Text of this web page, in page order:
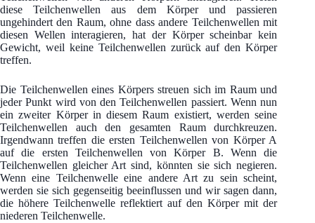
diese Teilchenwellen aus dem Körper und passieren
ungehindert den Raum, ohne dass andere Teilchenwellen mit
diesen Wellen interagieren, hat der Körper scheinbar kein
Gewicht, weil keine Teilchenwellen zurück auf den Körper
treffen.
Die Teilchenwellen eines Körpers streuen sich im Raum und
jeder Punkt wird von den Teilchenwellen passiert. Wenn nun
ein zweiter Körper in diesem Raum existiert, werden seine
Teilchenwellen auch den gesamten Raum durchkreuzen.
Irgendwann treffen die ersten Teilchenwellen von Körper A
auf die ersten Teilchenwellen von Körper B. Wenn die
Teilchenwellen gleicher Art sind, könnten sie sich negieren.
Wenn eine Teilchenwelle eine andere Art zu sein scheint,
werden sie sich gegenseitig beeinflussen und wir sagen dann,
die höhere Teilchenwelle reflektiert auf den Körper mit der
niederen Teilchenwelle.